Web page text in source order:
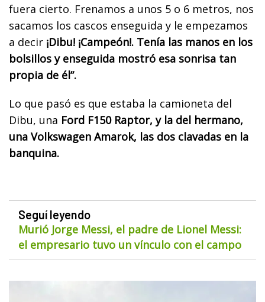
fuera cierto. Frenamos a unos 5 o 6 metros, nos
sacamos los cascos enseguida y le empezamos
a decir ¡Dibu! ¡Campeón!. Tenía las manos en los
bolsillos y enseguida mostró esa sonrisa tan
propia de él”.
Lo que pasó es que estaba la camioneta del
Dibu, una Ford F150 Raptor, y la del hermano,
una Volkswagen Amarok, las dos clavadas en la
banquina.
Seguí leyendo
Murió Jorge Messi, el padre de Lionel Messi:
el empresario tuvo un vínculo con el campo